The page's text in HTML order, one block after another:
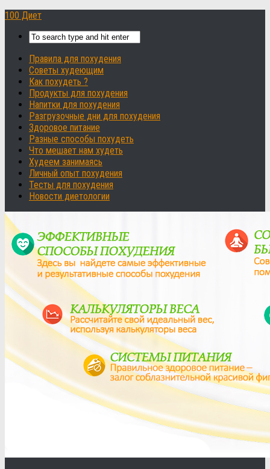
100 Диет
Правила для похудения
Советы худеющим
Как похудеть ?
Продукты для похудения
Напитки для похудения
Разгрузочные дни для похудения
Здоровое питание
Разные способы похудеть
Что мешает нам худеть
Худеем занимаясь
Личный опыт похудения
Тесты для похудения
Новости диетологии